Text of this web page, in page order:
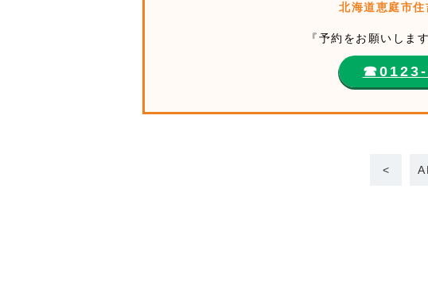
北海道恵庭市
『予約をお願いしま
☎︎0123-
<